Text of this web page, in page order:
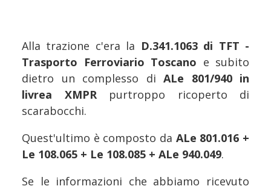
Alla trazione c'era la D.341.1063 di TFT -
Trasporto Ferroviario Toscano e subito
dietro un complesso di ALe 801/940 in
livrea XMPRpurtroppo ricoperto di
scarabocchi.
Quest'ultimo è composto da ALe 801.016 +
Le 108.065 + Le 108.085 + ALe 940.049.
Se le informazioni che abbiamo ricevuto